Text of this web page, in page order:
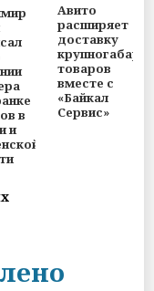
в
и
Авито
расширяет
доставку
товаров
вместе с
«Байкал
Сервис»